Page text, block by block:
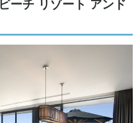
ーチ リゾート アンド